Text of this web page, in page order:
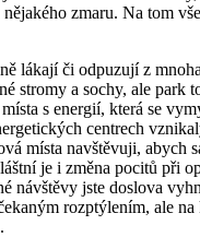
zmaru. Na tom
lákají či odpuzují z
stromy a sochy, ale park
s energií, která se
centrech
místa navštěvuji, abych
je i změna pocitů při
návštěvy jste doslova
rozptýlením, ale